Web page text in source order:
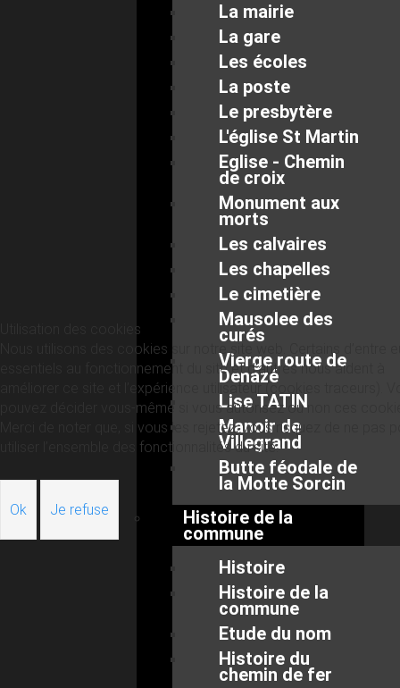
La mairie
La gare
Les écoles
La poste
Le presbytère
L'église St Martin
Eglise - Chemin
de croix
Monument aux
morts
Les calvaires
Les chapelles
Le cimetière
Mausolee des
curés
Vierge route de
Denazé
Lise TATIN
Manoir de
Villegrand
Butte féodale de
la Motte Sorcin
Histoire de la
commune
Histoire
Histoire de la
commune
Etude du nom
Histoire du
chemin de fer
Utilisation des cookies
Nous utilisons des cookies sur notre site web. Certains d’entre
essentiels au fonctionnement du site et d’autres nous aident à
améliorer ce site et l’expérience utilisateur (cookies traceurs).
pouvez décider vous-même si vous autorisez ou non ces
Merci de noter que, si vous les rejetez, vous risquez de ne pas
utiliser l’ensemble des fonctionnalités du site.
Ok Je refuse